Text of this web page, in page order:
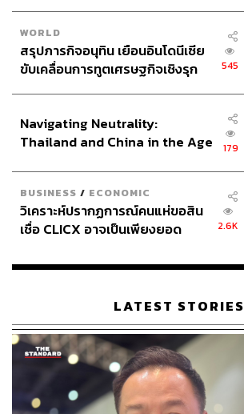
WORLD
สรุปภารกิจอนุทิน เยือนอินโดนีเซีย
ขับเคลื่อนการทูตเศรษฐกิจเชิงรุก
545
Navigating Neutrality:
Thailand and China in the Age
179
BUSINESS / ECONOMIC
วิเคราะห์ปรากฏการณ์คนแห่ขอสิน
เชื่อ CLICX อาจเป็นเพียงยอด
เรือนไทยที่ถูกซุกไว้
2.6K
LATEST STORIES